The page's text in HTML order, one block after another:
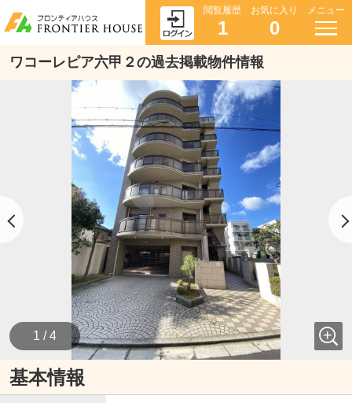
閲覧履歴
1
お気に入り
0
メニュー
ワコーレピア六甲２の過去掲載物件情報
1 / 4
基本情報